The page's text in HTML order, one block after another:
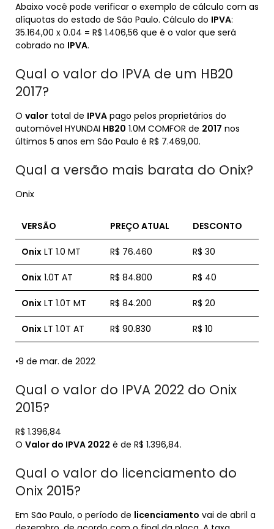
Abaixo você pode verificar o exemplo de cálculo com as
alíquotas do estado de São Paulo. Cálculo do IPVA:
35.164,00 x 0.04 = R$ 1.406,56 que é o valor que será
cobrado no IPVA.
Qual o valor do IPVA de um HB20
2017?
O valor total de IPVA pago pelos proprietários do
automóvel HYUNDAI HB20 1.0M COMFOR de 2017 nos
últimos 5 anos em São Paulo é R$ 7.469,00.
Qual a versão mais barata do Onix?
Onix
VERSÃO PREÇO ATUAL DESCONTO
Onix LT 1.0 MT R$ 76.460 R$ 30
Onix 1.0T AT R$ 84.800 R$ 40
Onix LT 1.0T MT R$ 84.200 R$ 20
Onix LT 1.0T AT R$ 90.830 R$ 10
•9 de mar. de 2022
Qual o valor do IPVA 2022 do Onix
2015?
R$ 1.396,84
O Valor do IPVA 2022 é de R$ 1.396,84.
Qual o valor do licenciamento do
Onix 2015?
Em São Paulo, o período de licenciamento vai de abril a